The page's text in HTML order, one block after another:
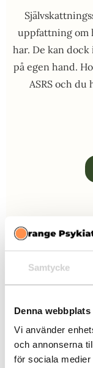
Samtycke
Denna
Vi använder
och annonserna
för sociala
uppfattning om
har. De kan dock
på egen hand.
ASRS och
En stor fördel
forskning. På så
symtom och
utredning.